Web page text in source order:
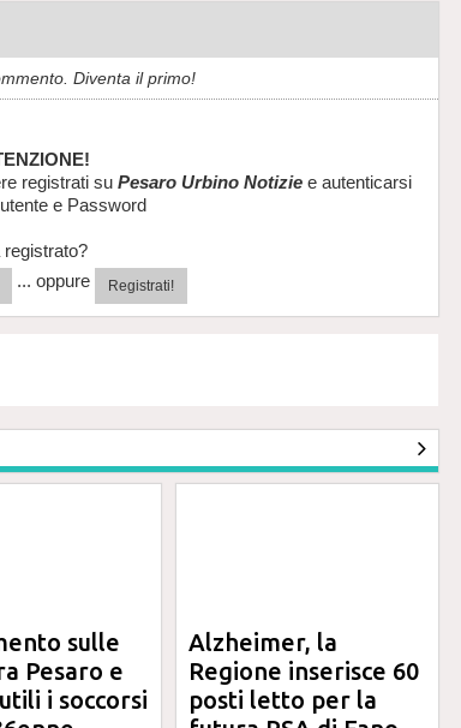
Diventa il primo!
registrati su Pesaro Urbino Notizie e autenticarsi
e Password
registrato?
... oppure Registrati!
sulle
Pesaro e
i soccorsi
Alzheimer, la
Regione inserisce 60
posti letto per la